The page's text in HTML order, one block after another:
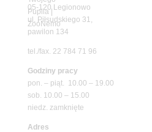
05-120 Legionowo
ul. Piłsudskiego 31,
pawilon 134
tel./fax. 22 784 71 96
Godziny pracy
pon. – piąt. 10.00 – 19.00
sob. 10.00 – 15.00
niedz. zamknięte
Adres